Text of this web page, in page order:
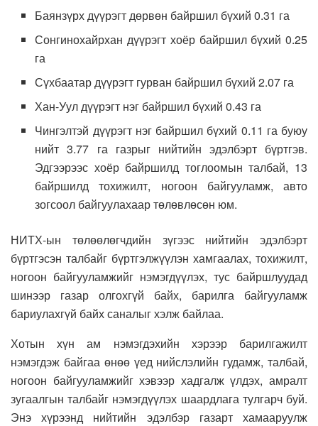
Баянзүрх дүүрэгт дөрвөн байршил бүхий 0.31 га
Сонгинохайрхан дүүрэгт хоёр байршил бүхий 0.25
га
Сүхбаатар дүүрэгт гурван байршил бүхий 2.07 га
Хан-Уул дүүрэгт нэг байршил бүхий 0.43 га
Чингэлтэй дүүрэгт нэг байршил бүхий 0.11 га буюу
нийт 3.77 га газрыг нийтийн эдэлбэрт бүртгэв.
Эдгээрээс хоёр байршилд тоглоомын талбай, 13
байршилд тохижилт, ногоон байгууламж, авто
зогсоол байгуулахаар төлөвлөсөн юм.
НИТХ-ын төлөөлөгчдийн зүгээс нийтийн эдэлбэрт
бүртгэсэн талбайг бүртгэлжүүлэн хамгаалах, тохижилт,
ногоон байгууламжийг нэмэгдүүлэх, тус байршлуудад
шинээр газар олгохгүй байх, барилга байгууламж
бариулахгүй байх саналыг хэлж байлаа.
Хотын хүн ам нэмэгдэхийн хэрээр барилгажилт
нэмэгдэж байгаа өнөө үед нийслэлийн гудамж, талбай,
ногоон байгууламжийг хэвээр хадгалж үлдэх, амралт
зугаалгын талбайг нэмэгдүүлэх шаардлага тулгарч буй.
Энэ хүрээнд нийтийн эдэлбэр газарт хамааруулж